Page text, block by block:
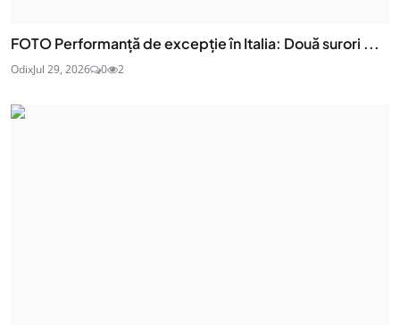
FOTO Performanță de excepție în Italia: Două surori ...
OdixJul 29, 2026 0 2